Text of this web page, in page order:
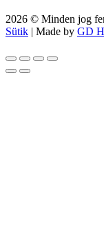
2026 © Minden jog
Sütik | Made by GD